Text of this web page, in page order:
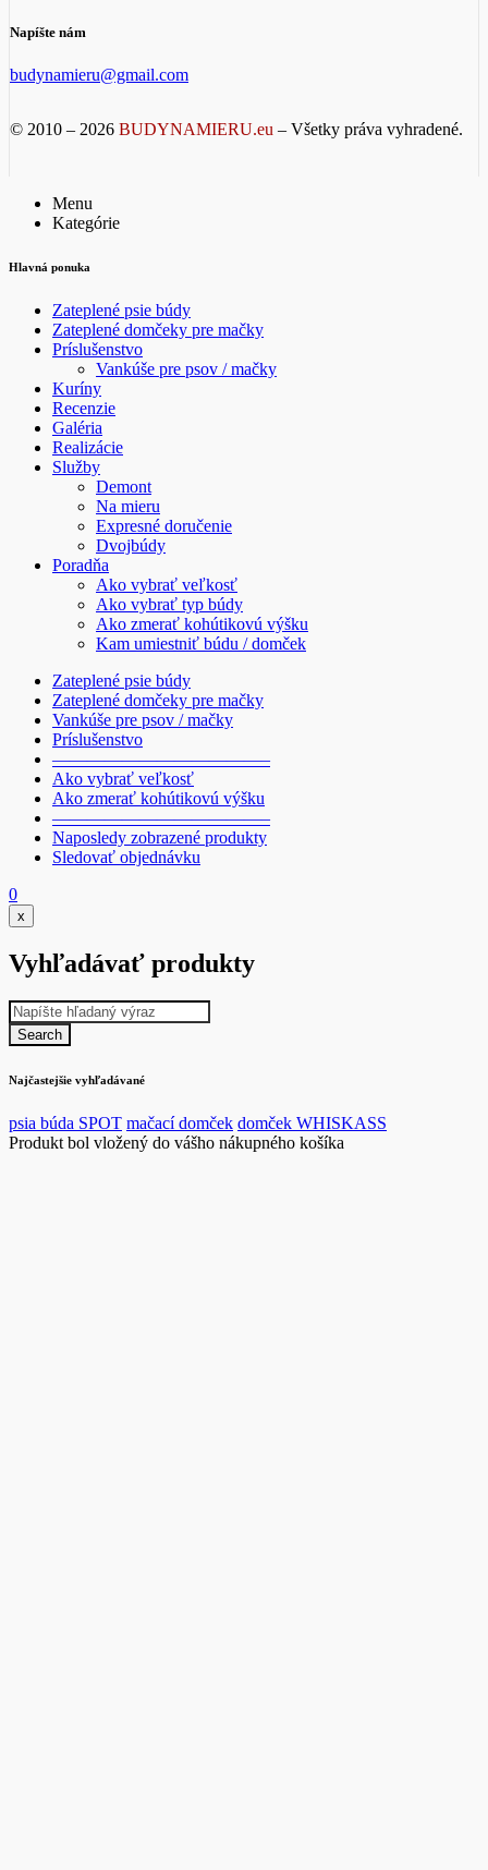
Napíšte nám
budynamieru@gmail.com
© 2010 – 2026 BUDYNAMIERU.eu – Všetky práva vyhradené.
Menu
Kategórie
Hlavná ponuka
Zateplené psie búdy
Zateplené domčeky pre mačky
Príslušenstvo
Vankúše pre psov / mačky
Kuríny
Recenzie
Galéria
Realizácie
Služby
Demont
Na mieru
Expresné doručenie
Dvojbúdy
Poradňa
Ako vybrať veľkosť
Ako vybrať typ búdy
Ako zmerať kohútikovú výšku
Kam umiestniť búdu / domček
Zateplené psie búdy
Zateplené domčeky pre mačky
Vankúše pre psov / mačky
Príslušenstvo
————————————–
Ako vybrať veľkosť
Ako zmerať kohútikovú výšku
————————————–
Naposledy zobrazené produkty
Sledovať objednávku
0
x
Vyhľadávať produkty
Najčastejšie vyhľadávané
psia búda SPOT mačací domček domček WHISKASS
Produkt bol vložený do vášho nákupného košíka